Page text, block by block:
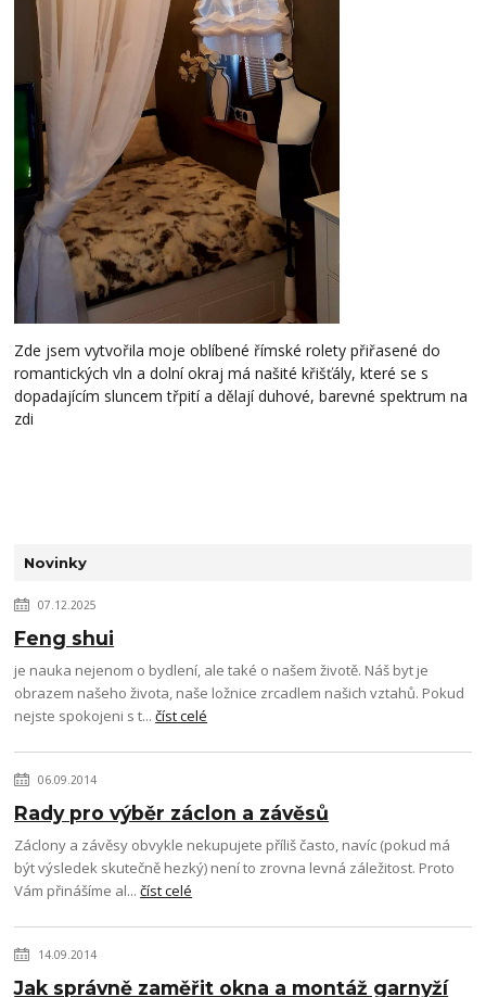
Novinky
07.12.2025
Feng shui
je nauka nejenom o bydlení, ale také o našem životě. Náš byt je
obrazem našeho života, naše ložnice zrcadlem našich vztahů. Pokud
nejste spokojeni s t...číst celé
06.09.2014
Rady pro výběr záclon a závěsů
Záclony a závěsy obvykle nekupujete příliš často, navíc (pokud má
být výsledek skutečně hezký) není to zrovna levná záležitost. Proto
Vám přinášíme al...číst celé
14.09.2014
Jak správně zaměřit okna a montáž garnyží
Zde jsem vytvořila moje oblíbené římské rolety přiřasené do
romantických vln a dolní okraj má našité křišťály, které se s
dopadajícím sluncem třpití a dělají duhové, barevné spektrum na
zdi